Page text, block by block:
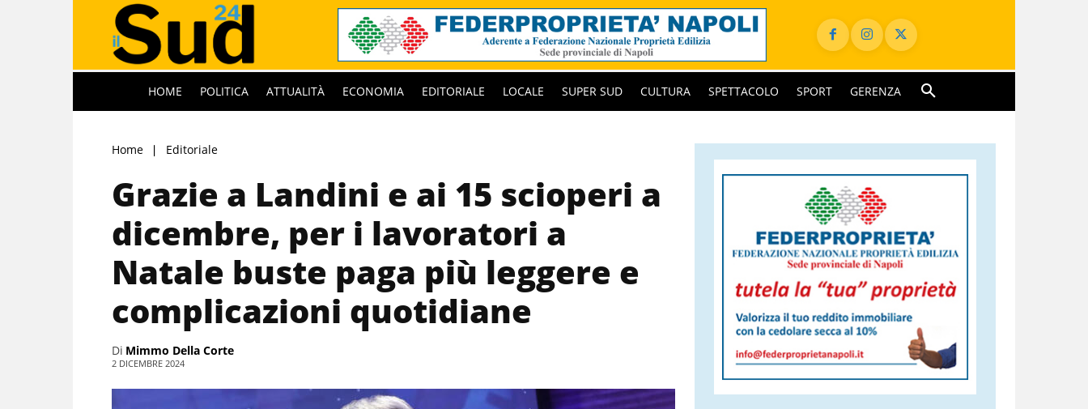
HOME POLITICA ATTUALITÀ ECONOMIA EDITORIALE LOCALE SUPER SUD CULTURA SPETTACOLO SPORT GERENZA
Home Editoriale
Grazie a Landini e ai 15 scioperi a
dicembre, per i lavoratori a
Natale buste paga più leggere e
complicazioni quotidiane
Di Mimmo Della Corte
2 DICEMBRE 2024